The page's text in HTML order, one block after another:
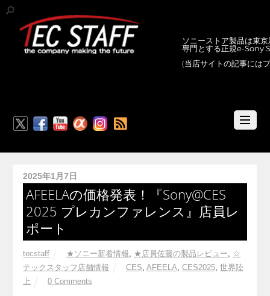
ソニーストア製品は東
専門とする正規e-Sony
(当店サイトの記事には
2025年1月7日
AFEELAの価格発表！『Sony@CES
2025 プレカンファレンス』店員レ
ポート
tecstaff ★ソニー新着情報, ★店員佐藤の製品レビュー, ☆
テックスタッフ店舗情報
CES, AFEELA, CES2025, 世界陸
上
0 Comments